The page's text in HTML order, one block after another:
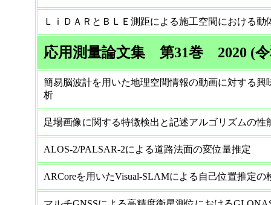
ＬｉＤＡＲとＢＬＥ測距による施工空間における動
応用測量論文集 第31巻 2020 (令
簡易脳波計を用いた地理空間情報の動画に対する興
析
足場画像に関する特徴検出と記述アルゴリズムの性
ALOS-2/PALSAR-2による道路法面の変位量推定
ARCoreを用いたVisual-SLAMによる自己位置推定の